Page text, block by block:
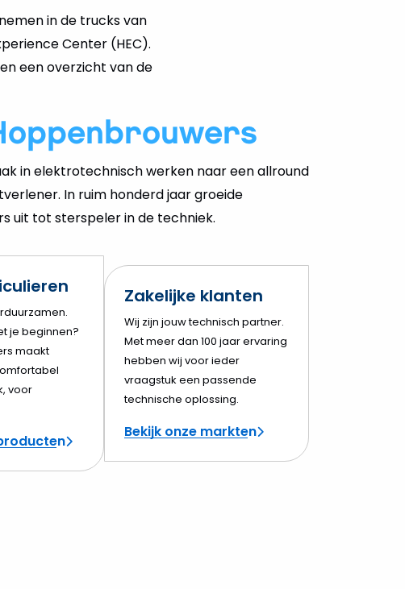
in de trucks van
Center (HEC).
een overzicht van de
in elektrotechnisch werken naar een allround
In ruim honderd jaar groeide
uit tot sterspeler in de techniek.
je beginnen?
maakt
voor
Zakelijke klanten
Wij zijn jouw technisch partner.
Met meer dan 100 jaar ervaring
hebben wij voor ieder
vraagstuk een passende
technische oplossing.
Bekijk onze markten